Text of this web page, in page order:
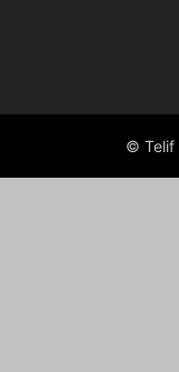
© Telif